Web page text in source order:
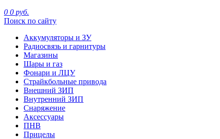
0 0 руб.
Поиск по сайту
Аккумуляторы и ЗУ
Радиосвязь и гарнитуры
Магазины
Шары и газ
Фонари и ЛЦУ
Страйкбольные привода
Внешний ЗИП
Внутренний ЗИП
Снаряжение
Аксессуары
ПНВ
Прицелы